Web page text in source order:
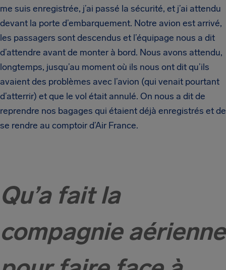
me suis enregistrée, j’ai passé la sécurité, et j’ai attendu
devant la porte d’embarquement. Notre avion est arrivé,
les passagers sont descendus et l’équipage nous a dit
d’attendre avant de monter à bord. Nous avons attendu,
longtemps, jusqu’au moment où ils nous ont dit qu’ils
avaient des problèmes avec l’avion (qui venait pourtant
d’atterrir) et que le vol était annulé. On nous a dit de
reprendre nos bagages qui étaient déjà enregistrés et de
se rendre au comptoir d’Air France.
Qu’a fait la
compagnie aérienne